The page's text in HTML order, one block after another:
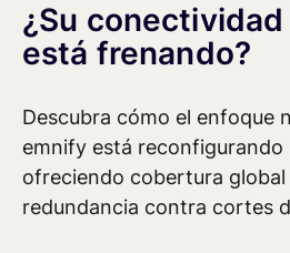
¿Su
está frenando?
Descubra cómo el enfoque
emnify está reconfigurando
ofreciendo cobertura
redundancia contra cortes